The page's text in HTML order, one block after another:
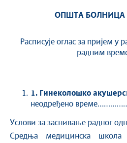
ОПШТА БОЛНИЦА
Расписује оглас за пријем у
радним
1. Гинеколошко
неодређено
Услови за заснивање радног
Средња медицинска